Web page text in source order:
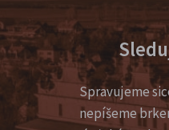
Spravujeme
nepíšeme